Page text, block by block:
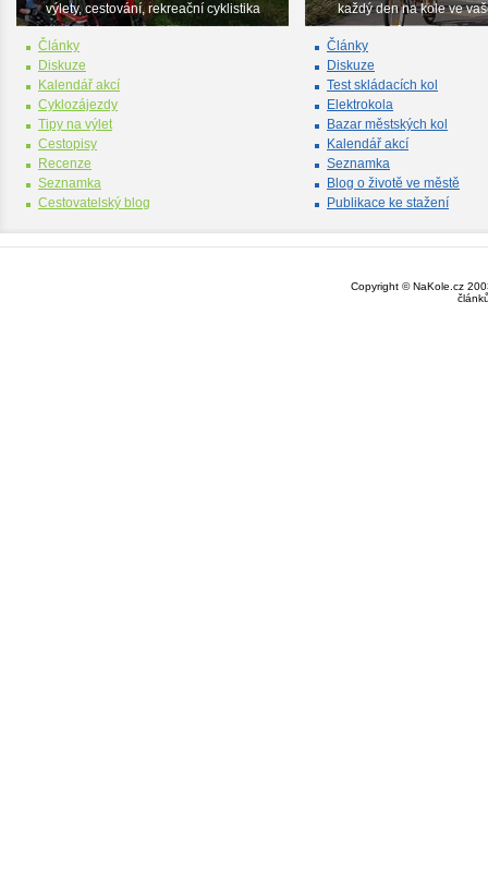
výlety, cestování, rekreační cyklistika
Články
Diskuze
Kalendář akcí
Cyklozájezdy
Tipy na výlet
Cestopisy
Recenze
Seznamka
Cestovatelský blog
každý den na kole ve
Články
Diskuze
Test skládacích kol
Elektrokola
Bazar městských kol
Kalendář akcí
Seznamka
Blog o životě ve městě
Publikace ke stažení
Copyright © NaKole.cz